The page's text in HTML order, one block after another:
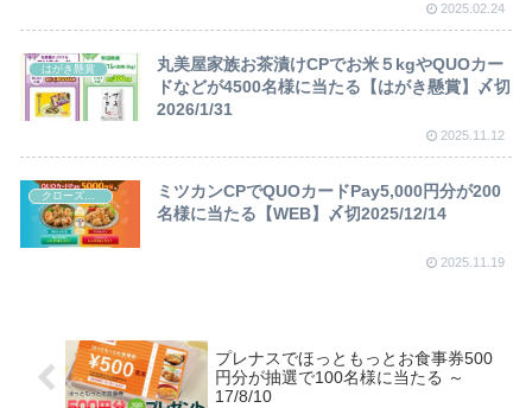
2025.02.24
はがき懸賞
丸美屋家族お茶漬けCPでお米５kgやQUOカー
ドなどが4500名様に当たる【はがき懸賞】〆切
2026/1/31
2025.11.12
クローズド懸賞
ミツカンCPでQUOカードPay5,000円分が200
名様に当たる【WEB】〆切2025/12/14
2025.11.19
プレナスでほっともっとお食事券500
円分が抽選で100名様に当たる ～
17/8/10